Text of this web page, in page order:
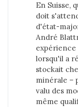
En Suisse,
doit
d'état-
André
expérience
lorsqu'il a
stockait
minérale –
valu des
même